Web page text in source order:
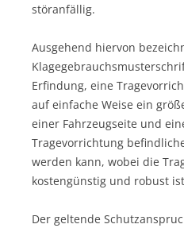
störanfällig.
Ausgehend hiervon
Erfindung, eine
auf einfache Weise ein
einer Fahrzeugseite und
Tragevorrichtung
werden kann, wobei die
kostengünstig und robust
Der geltende